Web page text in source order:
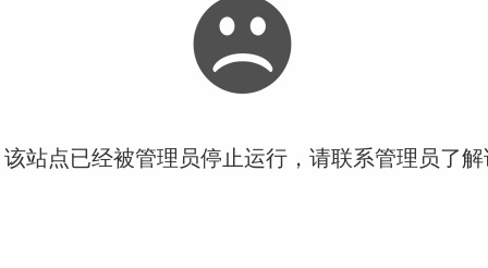
站点已经被管理员停止运行，请联系管理员了